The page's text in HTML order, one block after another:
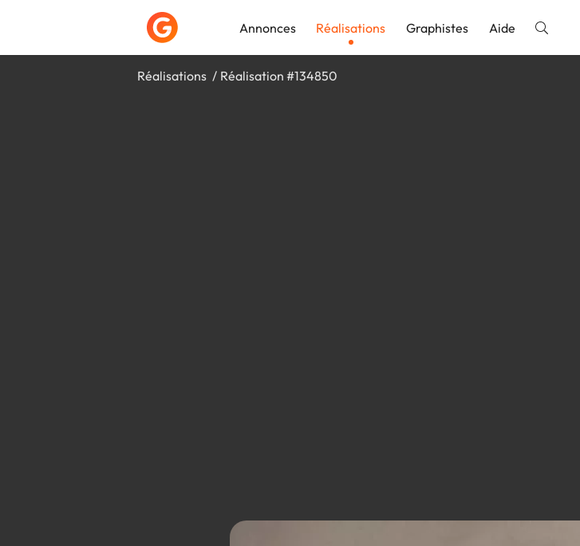
Annonces Réalisations Graphistes Aide
Réalisations Réalisation #134850